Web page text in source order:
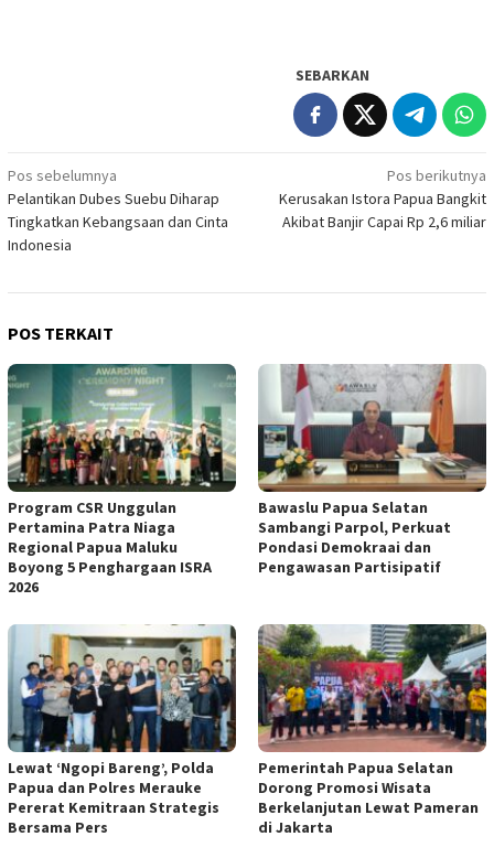
SEBARKAN
Navigasi
pos
Pos sebelumnya
Pelantikan Dubes Suebu Diharap
Tingkatkan Kebangsaan dan Cinta
Indonesia
Pos berikutnya
Kerusakan Istora Papua Bangkit
Akibat Banjir Capai Rp 2,6 miliar
POS TERKAIT
Program CSR Unggulan
Pertamina Patra Niaga
Regional Papua Maluku
Boyong 5 Penghargaan ISRA
2026
Bawaslu Papua Selatan
Sambangi Parpol, Perkuat
Pondasi Demokraai dan
Pengawasan Partisipatif
Lewat ‘Ngopi Bareng’, Polda
Papua dan Polres Merauke
Pererat Kemitraan Strategis
Bersama Pers
Pemerintah Papua Selatan
Dorong Promosi Wisata
Berkelanjutan Lewat Pameran
di Jakarta